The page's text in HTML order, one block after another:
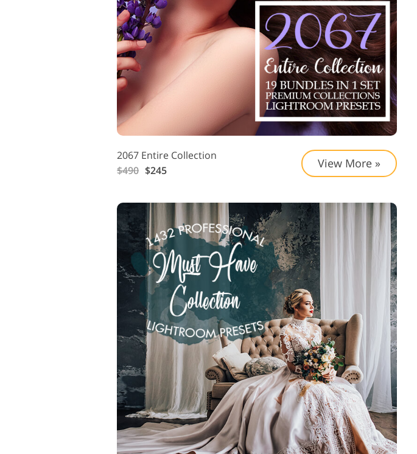
Tuotteen valokuvien
muokkaus
Korujen valokuvien
muokkaus
2067 Entire Collection
$490 $245
View More »